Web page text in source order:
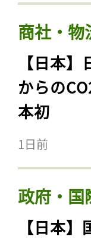
商社・物
【日本
からの
本初
1日前
政府・国
【日本